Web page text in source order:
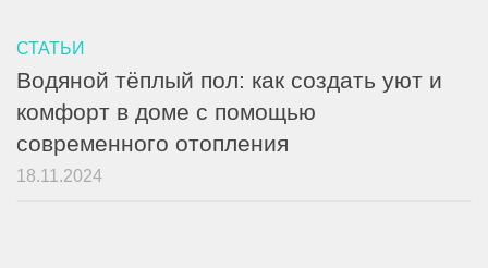
СТАТЬИ
Водяной тёплый пол: как создать уют и
комфорт в доме с помощью
современного отопления
18.11.2024